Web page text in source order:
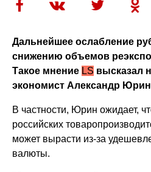
Дальнейшее ослабление
снижению объемов
Такое мнение LS высказал
экономист Александр
В частности, Юрин ожидает,
российских
может вырасти из-за
валюты.